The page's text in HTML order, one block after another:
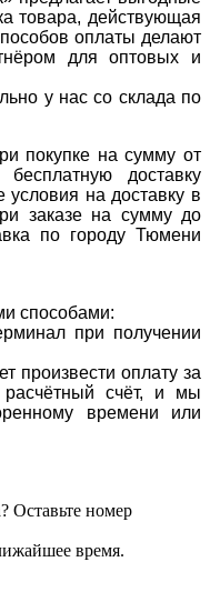
товара, действующая
оплаты делают
для оптовых и
у нас со склада по
покупке на сумму от
доставку
на доставку в
заказе на сумму до
по городу Тюмени
способами:
при получении
произвести оплату за
счёт, и мы
времени или
Оставьте номер
время.